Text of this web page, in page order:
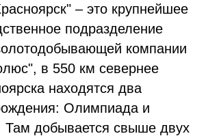
– это крупнейшее
подразделение
компании
в 550 км севернее
находятся два
Олимпиада и
Там добывается свыше двух